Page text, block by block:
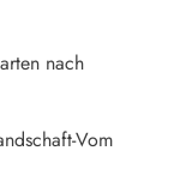
nach
Vom